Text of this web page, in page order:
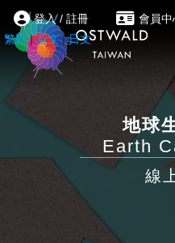
登入 / 註冊 會員中
繁體|英文|日文
地球
Earth
線